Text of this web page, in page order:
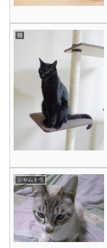
猫
シャムトラ